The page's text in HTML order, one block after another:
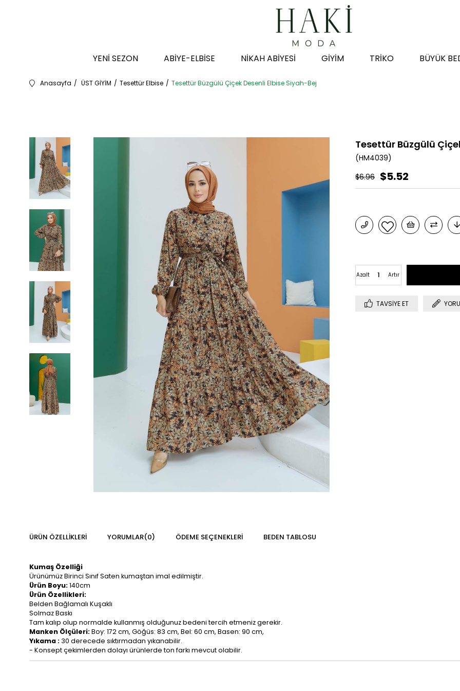
YENİ SEZON ABİYE-ELBİSE NİKAH ABİYESİ GİYİM TRİKO BÜYÜK
Anasayfa ÜST GİYİM Tesettür Elbise Tesettür Büzgülü Çiçek Desenli Elbise Siyah-Bej
Tesettür Büzgülü
(HM4039)
$6.96 $5.52
Artır
Azalt
TAVSIYE ET
ÜRÜN ÖZELLIKLERI YORUMLAR(0) ÖDEME SEÇENEKLERI BEDEN TABLOSU
Kumaş Özelliği
Ürünümüz Birinci Sınıf Saten kumaştan imal edilmiştir.
Ürün Boyu:140cm
Ürün Özellikleri:
Belden Bağlamalı Kuşaklı
Solmaz Baskı
Tam kalıp olup normalde kullanmış olduğunuz bedeni tercih etmeniz gerekir.
Manken Ölçüleri:Boy: 172 cm, Göğüs: 83 cm, Bel: 60 cm, Basen: 90 cm,
Yıkama : 30 derecede sıktırmadan yıkanabilir.
- Konsept çekimlerden dolayı ürünlerde ton farkı mevcut olabilir.